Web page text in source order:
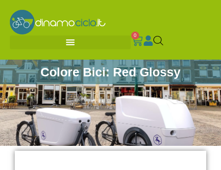
0
Colore Bici: Red Glossy